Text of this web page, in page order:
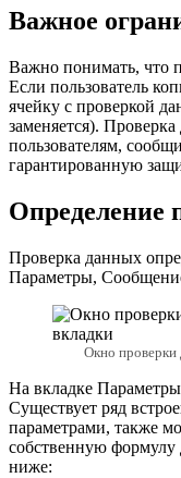
Важное
Важно понимать, что
Если пользователь
ячейку с проверкой
заменяется).
пользователям,
гарантированную
Определение
Проверка данных
Параметры,
Окно проверки
На вкладке
Существует ряд
параметрами, также
собственную формулу
ниже: